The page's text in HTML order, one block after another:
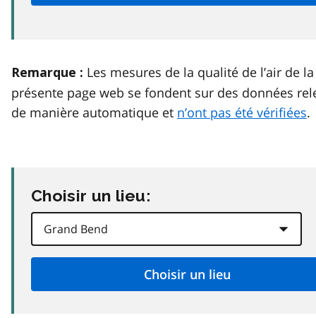
Remarque : Les mesures de la qualité de l’air de la
présente page web se fondent sur des données
de manière automatique et n’ont pas été vérifiées.
Choisir un lieu: